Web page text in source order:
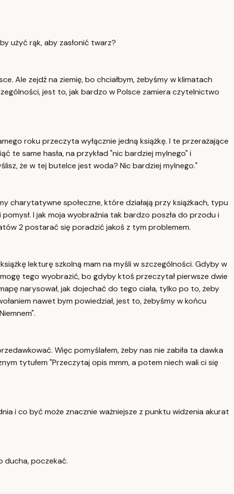
użyć rąk, aby zasłonić twarz?
Ale zejdź na ziemię, bo chciałbym, żebyśmy w klimatach
jest to, jak bardzo w Polsce zamiera czytelnictwo
roku przeczyta wyłącznie jedną książkę. I te przerażające
te same hasła, na przykład "nic bardziej mylnego" i
że w tej butelce jest woda? Nic bardziej mylnego."
charytatywne społeczne, które działają przy książkach, typu
I jak moja wyobraźnia tak bardzo poszła do przodu i
2 postarać się poradzić jakoś z tym problemem.
lekturę szkolną mam na myśli w szczególności. Gdyby w
tego wyobrazić, bo gdyby ktoś przeczytał pierwsze dwie
narysował, jak dojechać do tego ciała, tylko po to, żeby
nawet bym powiedział, jest to, żebyśmy w końcu
Więc pomyślałem, żeby nas nie zabiła ta dawka
tytułem "Przeczytaj opis mmm, a potem niech wali ci się
i co być może znacznie ważniejsze z punktu widzenia akurat
ducha, poczekać.